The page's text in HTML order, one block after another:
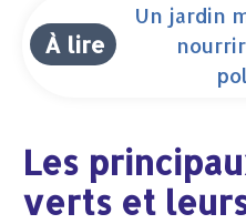
À lire
Un jardin
Les
verts et